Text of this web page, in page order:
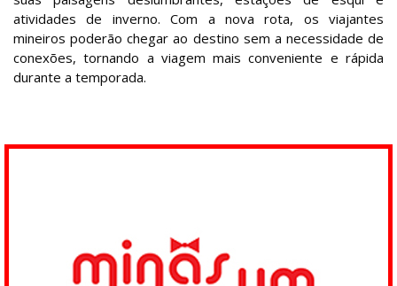
atividades de inverno. Com a nova rota, os viajantes
mineiros poderão chegar ao destino sem a necessidade de
conexões, tornando a viagem mais conveniente e rápida
durante a temporada.